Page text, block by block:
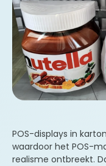
POS-displays in
waardoor het POS-
realisme ontbreekt.
E-mail
Telefoon
Land